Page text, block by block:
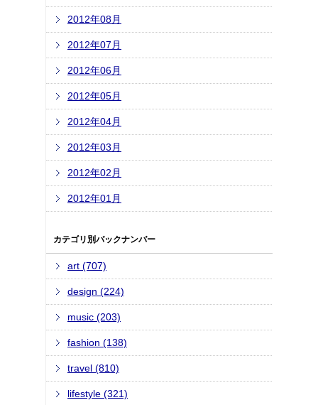
2012年08月
2012年07月
2012年06月
2012年05月
2012年04月
2012年03月
2012年02月
2012年01月
カテゴリ別バックナンバー
art (707)
design (224)
music (203)
fashion (138)
travel (810)
lifestyle (321)